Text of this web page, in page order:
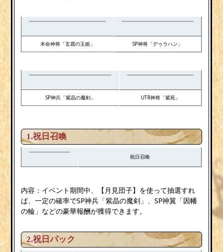
本命神将「玄霜の玉姫」 SP神将「デゥラハン」
SP神兵「紫晶の魔剣」 UTR神将「紫苑」
1.祝日召喚
祝日召喚
内容：イベント期間中、【月見団子】を使って抽選すれ
ば、一定の確率でSP神兵「紫晶の魔剣」、SP神翼「因幡
の輪」などの豪華報酬が獲得できます。
2.祝日パック